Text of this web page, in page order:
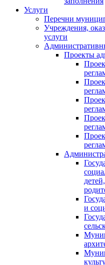
Услуги
Перечни
Учреждения,
услуги
Проекты
и